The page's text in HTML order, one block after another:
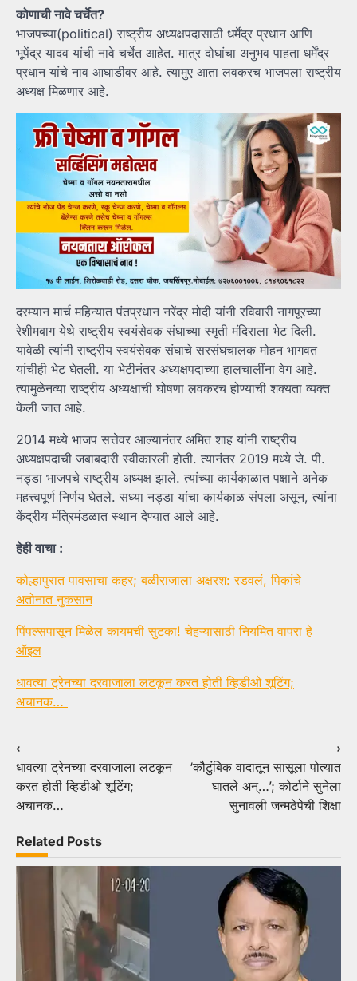
कोणाची नावे चर्चेत?
भाजपच्या(political) राष्ट्रीय अध्यक्षपदासाठी धर्मेंद्र प्रधान आणि
भूपेंद्र यादव यांची नावे चर्चेत आहेत. मात्र दोघांचा अनुभव पाहता धर्मेंद्र
प्रधान यांचे नाव आघाडीवर आहे. त्यामुए आता लवकरच भाजपला राष्ट्रीय
अध्यक्ष मिळणार आहे.
दरम्यान मार्च महिन्यात पंतप्रधान नरेंद्र मोदी यांनी रविवारी नागपूरच्या
रेशीमबाग येथे राष्ट्रीय स्वयंसेवक संघाच्या स्मृती मंदिराला भेट दिली.
यावेळी त्यांनी राष्ट्रीय स्वयंसेवक संघाचे सरसंघचालक मोहन भागवत
यांचीही भेट घेतली. या भेटीनंतर अध्यक्षपदाच्या हालचालींना वेग आहे.
त्यामुळेनव्या राष्ट्रीय अध्यक्षाची घोषणा लवकरच होण्याची शक्यता व्यक्त
केली जात आहे.
2014 मध्ये भाजप सत्तेवर आल्यानंतर अमित शाह यांनी राष्ट्रीय
अध्यक्षपदाची जबाबदारी स्वीकारली होती. त्यानंतर 2019 मध्ये जे. पी.
नड्डा भाजपचे राष्ट्रीय अध्यक्ष झाले. त्यांच्या कार्यकाळात पक्षाने अनेक
महत्त्वपूर्ण निर्णय घेतले. सध्या नड्डा यांचा कार्यकाळ संपला असून, त्यांना
केंद्रीय मंत्रिमंडळात स्थान देण्यात आले आहे.
हेही वाचा :
कोल्हापुरात पावसाचा कहर; बळीराजाला अक्षरश: रडवलं, पिकांचे
अतोनात नुकसान
पिंपल्सपासून मिळेल कायमची सुटका! चेहऱ्यासाठी नियमित वापरा हे
ऑइल
धावत्या ट्रेनच्या दरवाजाला लटकून करत होती व्हिडीओ शूटिंग;
अचानक…
Post
navigation
⟵
धावत्या ट्रेनच्या दरवाजाला लटकून
करत होती व्हिडीओ शूटिंग;
अचानक…
‘कौटुंबिक वादातून सासूला पोत्यात
घातले अन्…’; कोर्टाने सुनेला
सुनावली जन्मठेपेची शिक्षा
⟶
Related Posts